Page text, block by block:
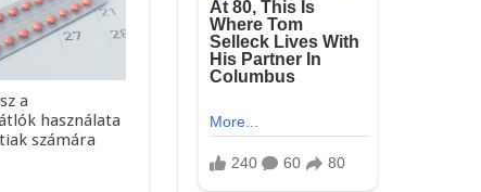
a
használata
számára